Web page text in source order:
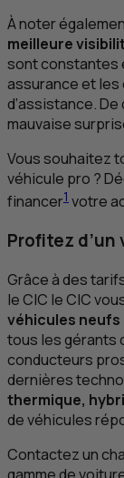
À noter
meilleure
sont constantes
assurance et
d’assistance.
mauvaise
Vous souhaitez
véhicule pro ?
financer1 votre
Profitez
Grâce à des
leCIC leCIC
véhicules
tous les gérants
conducteurs
dernières
thermique,
de véhicules
Contactez un